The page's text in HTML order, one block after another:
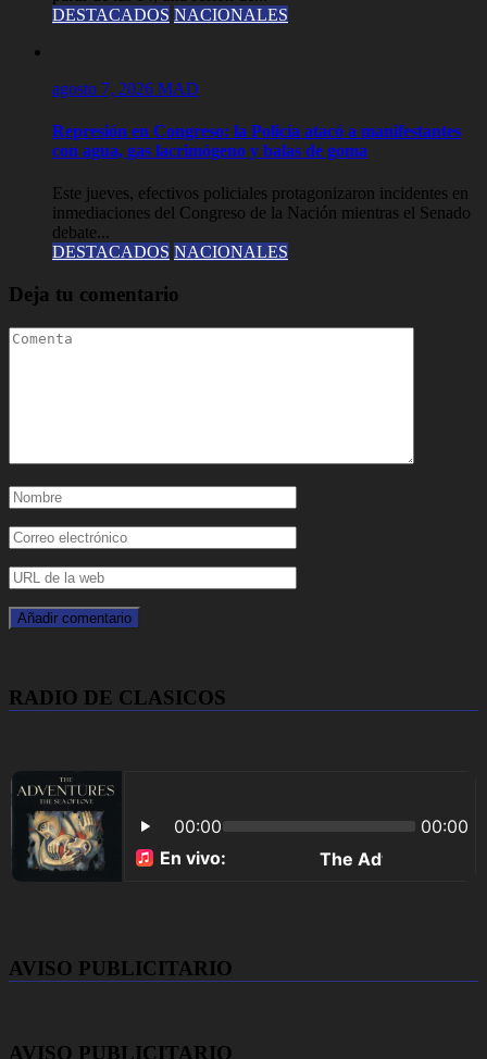
DESTACADOS NACIONALES
agosto 7, 2026 MAD
Represión en Congreso: la Policía atacó a manifestantes
con agua, gas lacrimógeno y balas de goma
Este jueves, efectivos policiales protagonizaron incidentes en
inmediaciones del Congreso de la Nación mientras el Senado
debate...
DESTACADOS NACIONALES
Deja tu comentario
RADIO DE CLASICOS
AVISO PUBLICITARIO
AVISO PUBLICITARIO